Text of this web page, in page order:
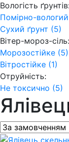
Вологість
Помірно-
Сухий ґрунт (5)
Вітер-мороз-сіль:
Морозостійке (5)
Вітростійке (1)
Отруйність:
Не токсично (5)